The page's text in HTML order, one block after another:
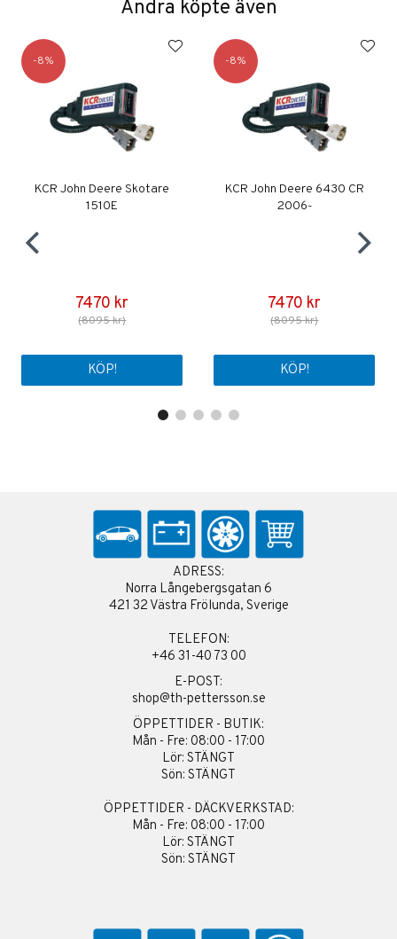
Andra köpte även
8
KCR John Deere Skotare
1510E
7470 kr
(8095 kr)
KÖP!
8
KCR John Deere 6430 CR
2006-
7470 kr
(8095 kr)
KÖP!
ADRESS:
Norra Långebergsgatan 6
421 32 Västra Frölunda, Sverige
TELEFON:
+46 31-40 73 00
E-POST:
shop@th-pettersson.se
ÖPPETTIDER - BUTIK:
Mån - Fre: 08:00 - 17:00
Lör: STÄNGT
Sön: STÄNGT
ÖPPETTIDER - DÄCKVERKSTAD:
Mån - Fre: 08:00 - 17:00
Lör: STÄNGT
Sön: STÄNGT